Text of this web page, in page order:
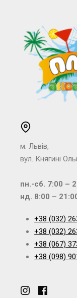
м. Львів,
вул. Княгині
пн.-сб. 7:00 –
нд. 8:00 –
+38 (032)
+38 (032)
+38 (067)
+38 (098)